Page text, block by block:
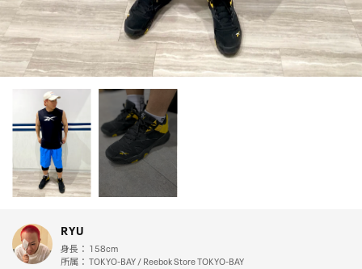
RYU
身長： 158cm
所属： TOKYO-BAY / Reebok Store TOKYO-BAY